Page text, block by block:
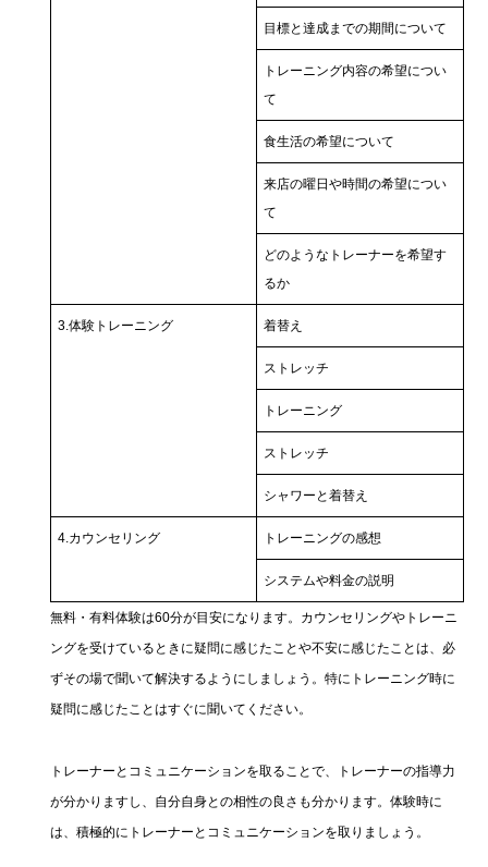
目標と達成までの期間について
トレーニング内容の希望につい
て
食生活の希望について
来店の曜日や時間の希望につい
て
どのようなトレーナーを希望す
るか
3.体験トレーニング 着替え
ストレッチ
トレーニング
ストレッチ
シャワーと着替え
4.カウンセリング トレーニングの感想
システムや料金の説明
無料・有料体験は60分が目安になります。カウンセリングやトレーニ
ングを受けているときに疑問に感じたことや不安に感じたことは、必
ずその場で聞いて解決するようにしましょう。特にトレーニング時に
疑問に感じたことはすぐに聞いてください。
トレーナーとコミュニケーションを取ることで、トレーナーの指導力
が分かりますし、自分自身との相性の良さも分かります。体験時に
は、積極的にトレーナーとコミュニケーションを取りましょう。